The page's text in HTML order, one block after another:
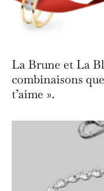
La Brune et La
combinaisons
t’aime ».